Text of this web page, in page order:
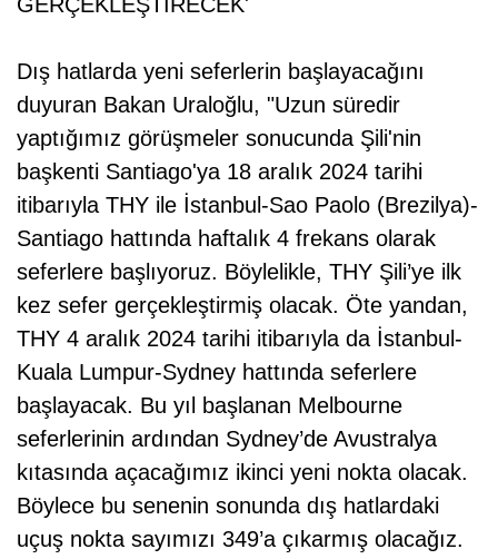
Dış hatlarda yeni seferlerin başlayacağını
duyuran Bakan Uraloğlu, "Uzun süredir
yaptığımız görüşmeler sonucunda Şili'nin
başkenti Santiago'ya 18 aralık 2024 tarihi
itibarıyla THY ile İstanbul-Sao Paolo (Brezilya)-
Santiago hattında haftalık 4 frekans olarak
seferlere başlıyoruz. Böylelikle, THY Şili’ye ilk
kez sefer gerçekleştirmiş olacak. Öte yandan,
THY 4 aralık 2024 tarihi itibarıyla da İstanbul-
Kuala Lumpur-Sydney hattında seferlere
başlayacak. Bu yıl başlanan Melbourne
seferlerinin ardından Sydney’de Avustralya
kıtasında açacağımız ikinci yeni nokta olacak.
Böylece bu senenin sonunda dış hatlardaki
uçuş nokta sayımızı 349’a çıkarmış olacağız.